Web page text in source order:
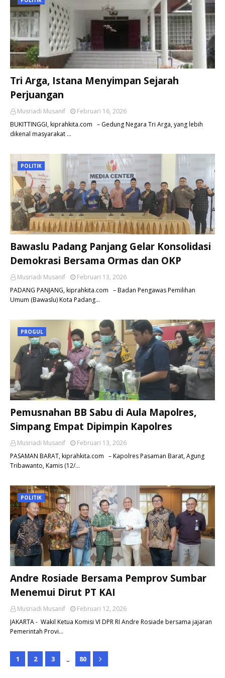
Tri Arga, Istana Menyimpan Sejarah
Perjuangan
Musriadi Musanif
Februari 16, 2026
BUKITTINGGI, kiprahkita.com – Gedung Negara Tri Arga, yang lebih
dikenal masyarakat …
POLITIK
Bawaslu Padang Panjang Gelar Konsolidasi
Demokrasi Bersama Ormas dan OKP
Musriadi Musanif
Februari 13, 2026
PADANG PANJANG, kiprahkita.com – Badan Pengawas Pemilihan
Umum (Bawaslu) Kota Padang…
PROGUL
Pemusnahan BB Sabu di Aula Mapolres,
Simpang Empat Dipimpin Kapolres
Musriadi Musanif
Februari 13, 2026
PASAMAN BARAT, kiprahkita.com – Kapolres Pasaman Barat, Agung
Tribawanto, Kamis (12/…
POLITIK
Andre Rosiade Bersama Pemprov Sumbar
Menemui Dirut PT KAI
Musriadi Musanif
Februari 12, 2026
JAKARTA - Wakil Ketua Komisi VI DPR RI Andre Rosiade bersama jajaran
Pemerintah Provi…
1 2 3 ... 80